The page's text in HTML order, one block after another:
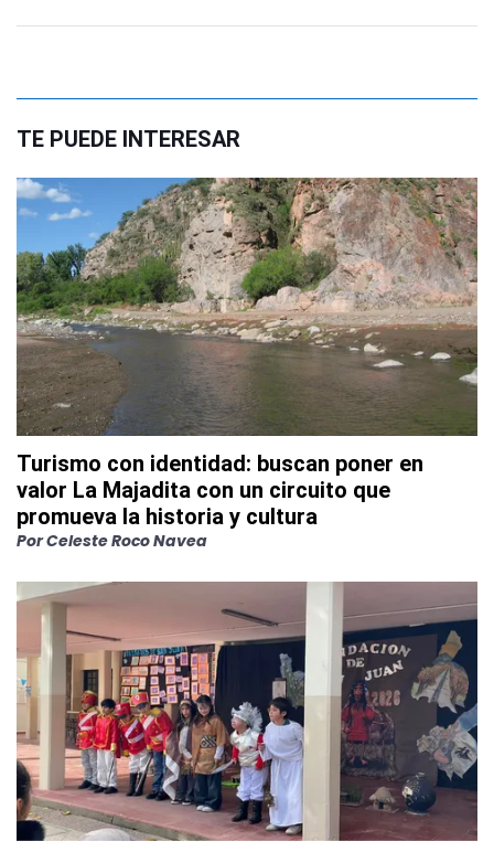
TE PUEDE INTERESAR
Turismo con identidad: buscan poner en
valor La Majadita con un circuito que
promueva la historia y cultura
PorCeleste Roco Navea